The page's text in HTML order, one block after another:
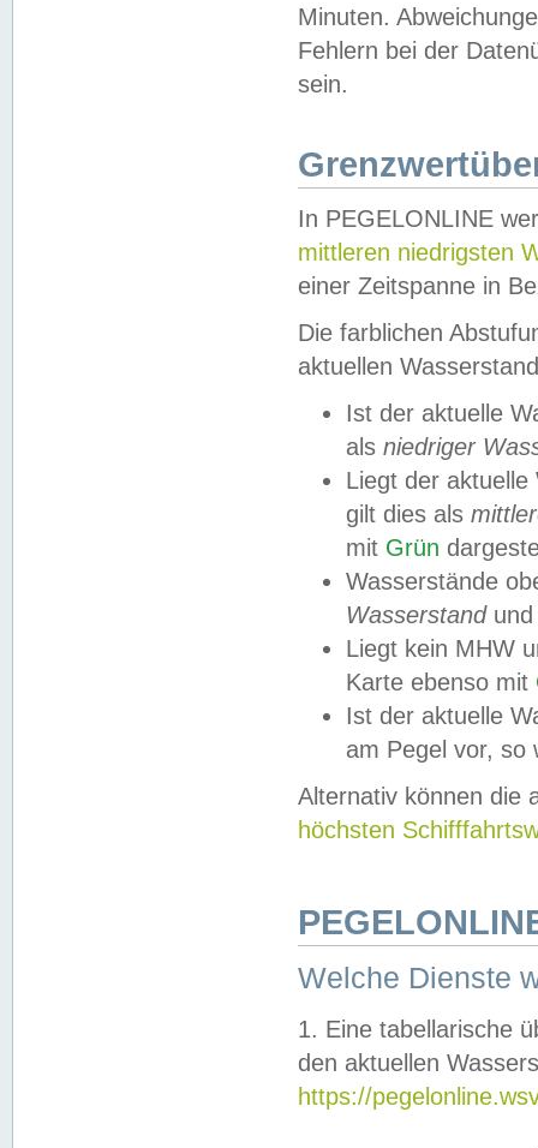
Minuten.
Fehlern bei der
sein.
In PEGELONLINE
mittleren niedrigsten
einer Zeitspanne in
Die farblichen
aktuellen
Ist der aktuelle
als niedriger
Liegt der
gilt dies als
mit Grün
Wasserstände
Wasserstandund
Liegt kein MHW
Karte ebenso mit
Ist der aktuelle
am Pegel vor,
Alternativ können die
höchsten
Welche Dienste
1. Eine tabellarische
den aktuellen
https://